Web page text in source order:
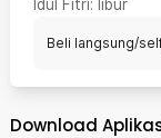
Idul Fitri: libur
Beli langsung/
Download